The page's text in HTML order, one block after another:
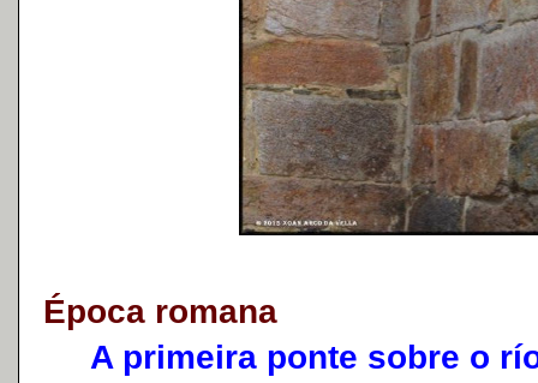
Época romana
A primeira ponte sobre o